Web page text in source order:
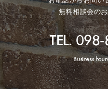
無料相談会の
TEL.
Business